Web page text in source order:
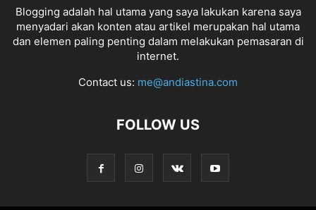
Blogging adalah hal utama yang saya lakukan karena saya
menyadari akan konten atau artikel merupakan hal utama
dan elemen paling penting dalam melakukan pemasaran di
internet.
Contact us: me@andiastina.com
FOLLOW US